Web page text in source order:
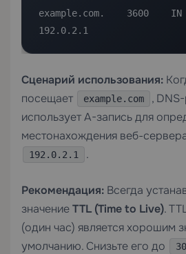
example.com.    3600
192.0.2.1
Сценарий использования:
посещает
example.com
,
использует A-запись для
местонахождения веб-
192.0.2.1 .
Рекомендация: Всегда
значениеTTL (Time to Live).
(один час) является хорошим
умолчанию. Снизьте его до